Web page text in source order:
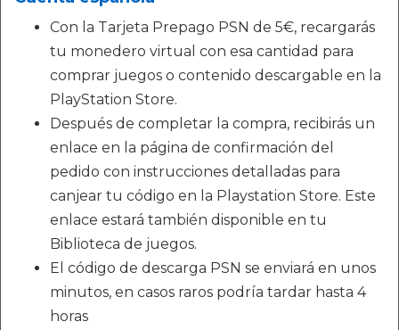
Con la Tarjeta Prepago PSN de 5€, recargarás
tu monedero virtual con esa cantidad para
comprar juegos o contenido descargable en la
PlayStation Store.
Después de completar la compra, recibirás un
enlace en la página de confirmación del
pedido con instrucciones detalladas para
canjear tu código en la Playstation Store. Este
enlace estará también disponible en tu
Biblioteca de juegos.
El código de descarga PSN se enviará en unos
minutos, en casos raros podría tardar hasta 4
horas